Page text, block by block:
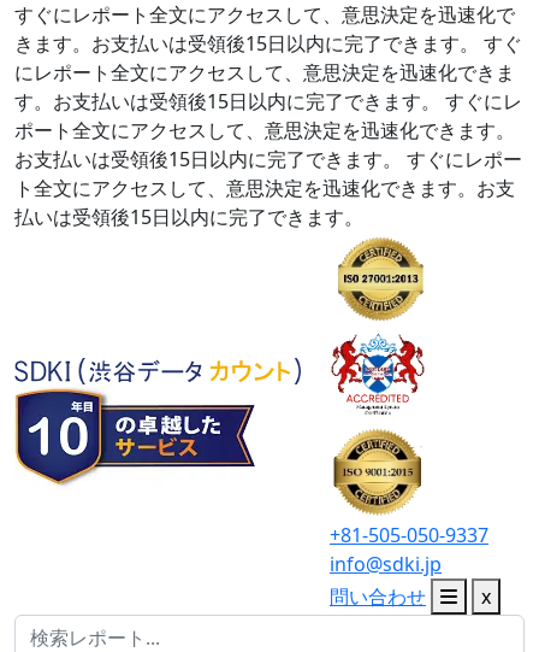
すぐにレポート全文にアクセスして、意思決定を迅速化で
きます。お支払いは受領後15日以内に完了できます。
すぐ
にレポート全文にアクセスして、意思決定を迅速化できま
す。お支払いは受領後15日以内に完了できます。
すぐにレ
ポート全文にアクセスして、意思決定を迅速化できます。
お支払いは受領後15日以内に完了できます。
すぐにレポー
ト全文にアクセスして、意思決定を迅速化できます。お支
払いは受領後15日以内に完了できます。
+81-505-050-9337
info@sdki.jp
問い合わせ
x